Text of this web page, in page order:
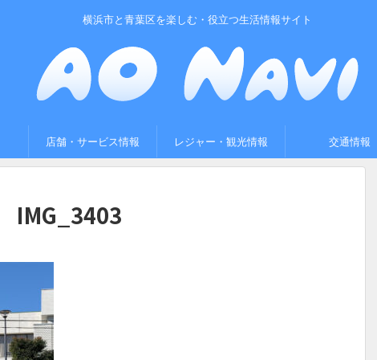
横浜市と青葉区を楽しむ・役立つ生活情報サイト
店舗・サービス情報 レジャー・観光情報 交通情報
IMG_3403